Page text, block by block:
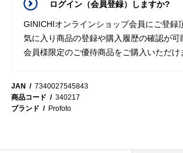
ログイン（会員登録）しますか?
GINICHIオンラインショップ会員にご登録
気に入り商品の登録や購入履歴の確認が可
会員様限定のご優待商品をご購入いただけ
JAN
7340027545843
商品コード
340217
ブランド
Profoto